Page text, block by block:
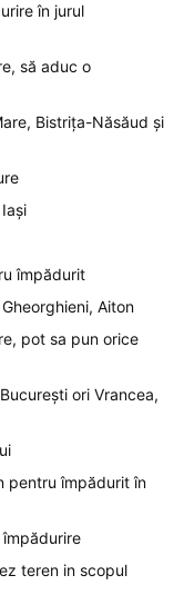
în jurul
să aduc o
Bistrița-Năsăud și
împădurit
Aiton
pot sa pun orice
ori Vrancea,
pentru împădurit în
teren in scopul